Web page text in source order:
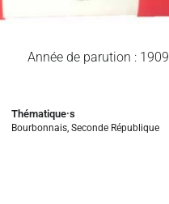
Année de parution : 1909
Thématique·s
Bourbonnais ,Seconde République